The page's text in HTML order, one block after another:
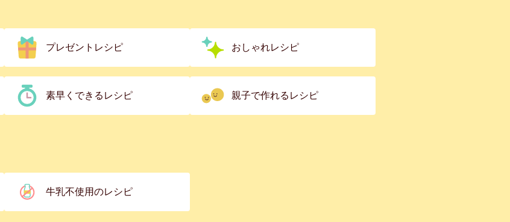
プレゼントレシピ おしゃれレシピ
素早くできるレシピ 親子で作れるレシピ
牛乳不使用のレシピ